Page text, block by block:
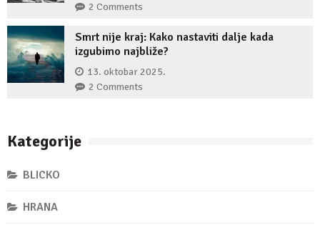
2 Comments
Smrt nije kraj: Kako nastaviti dalje kada
izgubimo najbliže?
13. oktobar 2025.
2 Comments
Kategorije
BLICKO
HRANA